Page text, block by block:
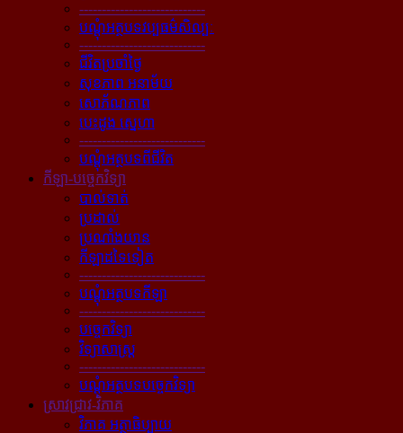
----------------------------
បណ្ដុំអត្ថបទវប្បធម៌សិល្បៈ
----------------------------
ជីវិតប្រចាំថ្ងៃ
សុខភាព អនាម័យ
សោភ័ណភាព
បេះដូង ស្នេហា
----------------------------
បណ្ដុំអត្ថបទពីជីវិត
កីឡា-បច្ចេកវិទ្យា
បាល់ទាត់
ប្រដាល់
ប្រណាំងយាន
កីឡាដទៃទៀត
----------------------------
បណ្ដុំអត្ថបទកីឡា
----------------------------
បច្ចេកវិទ្យា
វិទ្យាសាស្ត្រ
----------------------------
បណ្ដុំអត្ថបទបច្ចេកវិទ្យា
ស្រាវជ្រាវ-វិភាគ
វិភាគ អត្ថាធិប្បាយ